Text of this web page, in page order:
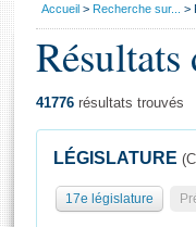
Général
Vous
Accueil Recherche sur...
Résultats
41776 résultats trouvés
LÉGISLATURE
17e législature